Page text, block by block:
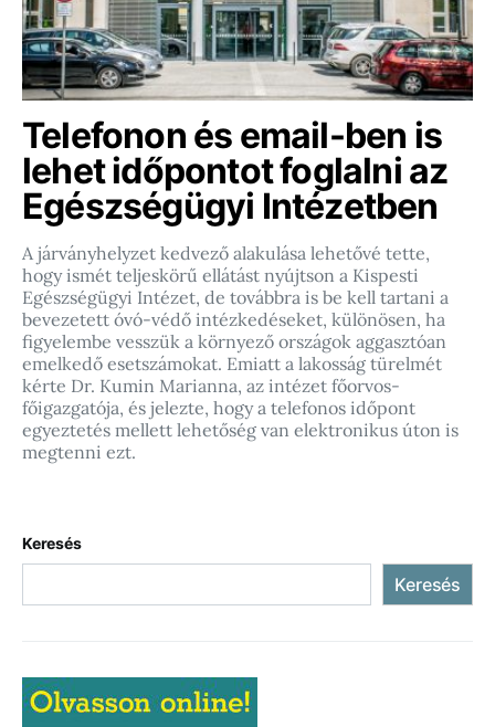
Telefonon és email-ben is
lehet időpontot foglalni az
Egészségügyi Intézetben
A járványhelyzet kedvező alakulása lehetővé tette,
hogy ismét teljeskörű ellátást nyújtson a Kispesti
Egészségügyi Intézet, de továbbra is be kell tartani a
bevezetett óvó-védő intézkedéseket, különösen, ha
figyelembe vesszük a környező országok aggasztóan
emelkedő esetszámokat. Emiatt a lakosság türelmét
kérte Dr. Kumin Marianna, az intézet főorvos-
főigazgatója, és jelezte, hogy a telefonos időpont
egyeztetés mellett lehetőség van elektronikus úton is
megtenni ezt.
Keresés
Keresés